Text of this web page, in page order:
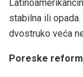
stabilna ili
dvostruko veća
Poreske